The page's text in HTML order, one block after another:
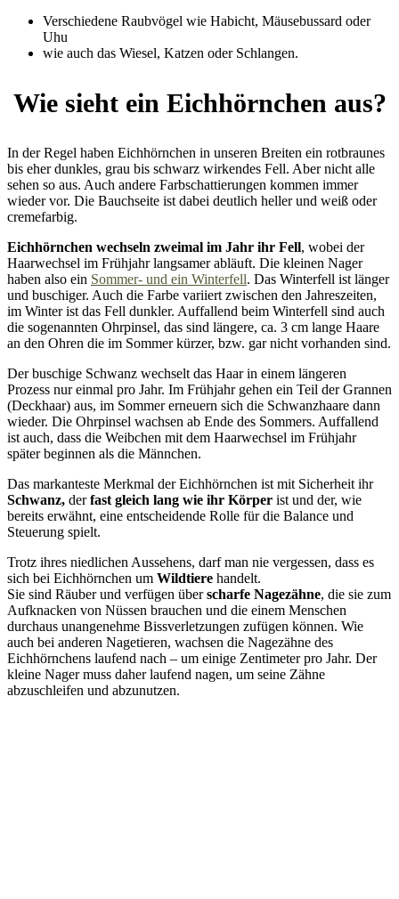
Verschiedene Raubvögel wie Habicht, Mäusebussard oder
Uhu
wie auch das Wiesel, Katzen oder Schlangen.
Wie sieht ein Eichhörnchen aus?
In der Regel haben Eichhörnchen in unseren Breiten ein rotbraunes
bis eher dunkles, grau bis schwarz wirkendes Fell. Aber nicht alle
sehen so aus. Auch andere Farbschattierungen kommen immer
wieder vor. Die Bauchseite ist dabei deutlich heller und weiß oder
cremefarbig.
Eichhörnchen wechseln zweimal im Jahr ihr Fell, wobei der
Haarwechsel im Frühjahr langsamer abläuft. Die kleinen Nager
haben also ein Sommer- und ein Winterfell. Das Winterfell ist länger
und buschiger. Auch die Farbe variiert zwischen den Jahreszeiten,
im Winter ist das Fell dunkler. Auffallend beim Winterfell sind auch
die sogenannten Ohrpinsel, das sind längere, ca. 3 cm lange Haare
an den Ohren die im Sommer kürzer, bzw. gar nicht vorhanden sind.
Der buschige Schwanz wechselt das Haar in einem längeren
Prozess nur einmal pro Jahr. Im Frühjahr gehen ein Teil der Grannen
(Deckhaar) aus, im Sommer erneuern sich die Schwanzhaare dann
wieder. Die Ohrpinsel wachsen ab Ende des Sommers. Auffallend
ist auch, dass die Weibchen mit dem Haarwechsel im Frühjahr
später beginnen als die Männchen.
Das markanteste Merkmal der Eichhörnchen ist mit Sicherheit ihr
Schwanz, derfast gleich lang wie ihr Körper ist und der, wie
bereits erwähnt, eine entscheidende Rolle für die Balance und
Steuerung spielt.
Trotz ihres niedlichen Aussehens, darf man nie vergessen, dass es
sich bei Eichhörnchen um Wildtiere handelt.
Sie sind Räuber und verfügen überscharfe Nagezähne, die sie zum
Aufknacken von Nüssen brauchen und die einem Menschen
durchaus unangenehme Bissverletzungen zufügen können. Wie
auch bei anderen Nagetieren, wachsen die Nagezähne des
Eichhörnchens laufend nach – um einige Zentimeter pro Jahr. Der
kleine Nager muss daher laufend nagen, um seine Zähne
abzuschleifen und abzunutzen.